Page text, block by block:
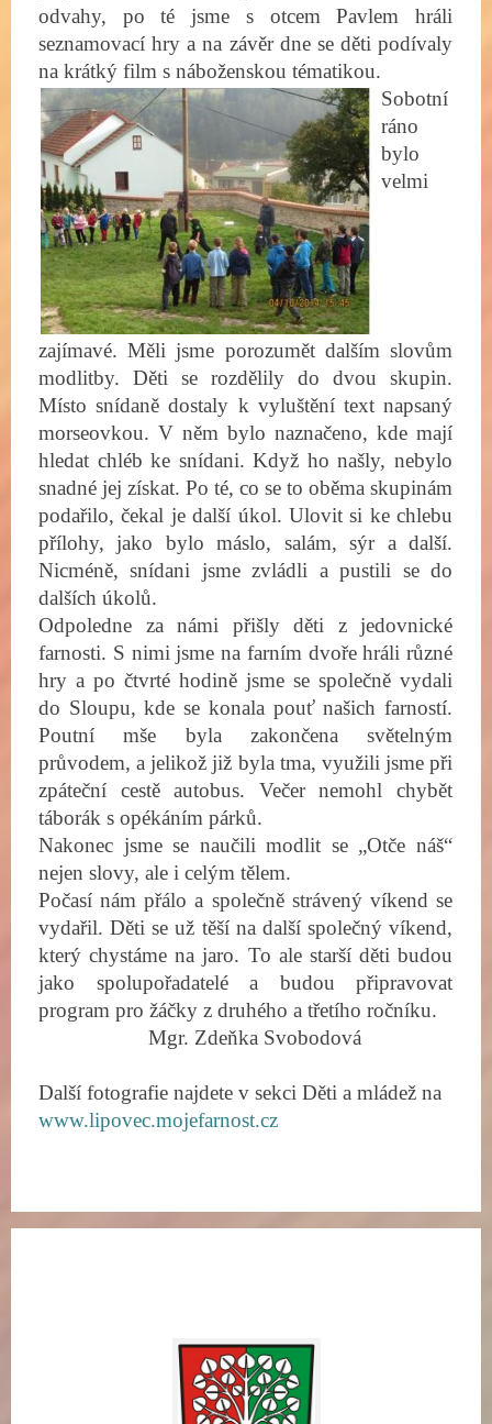
odvahy, po té jsme s otcem Pavlem hráli
seznamovací hry a na závěr dne se děti podívaly
na krátký film s náboženskou tématikou.
Sobotní
ráno
bylo
velmi
zajímavé. Měli jsme porozumět dalším slovům
modlitby. Děti se rozdělily do dvou skupin.
Místo snídaně dostaly k vyluštění text napsaný
morseovkou. V něm bylo naznačeno, kde mají
hledat chléb ke snídani. Když ho našly, nebylo
snadné jej získat. Po té, co se to oběma skupinám
podařilo, čekal je další úkol. Ulovit si ke chlebu
přílohy, jako bylo máslo, salám, sýr a další.
Nicméně, snídani jsme zvládli a pustili se do
dalších úkolů.
Odpoledne za námi přišly děti z jedovnické
farnosti. S nimi jsme na farním dvoře hráli různé
hry a po čtvrté hodině jsme se společně vydali
do Sloupu, kde se konala pouť našich farností.
Poutní mše byla zakončena světelným
průvodem, a jelikož již byla tma, využili jsme při
zpáteční cestě autobus. Večer nemohl chybět
táborák s opékáním párků.
Nakonec jsme se naučili modlit se „Otče náš“
nejen slovy, ale i celým tělem.
Počasí nám přálo a společně strávený víkend se
vydařil. Děti se už těší na další společný víkend,
který chystáme na jaro. To ale starší děti budou
jako spolupořadatelé a budou připravovat
program pro žáčky z druhého a třetího ročníku.
Mgr. Zdeňka Svobodová
Další fotografie najdete v sekci Děti a mládež na
www.lipovec.mojefarnost.cz